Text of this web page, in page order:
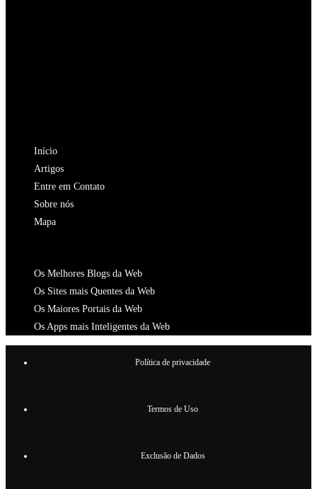
aba
nova
aba
Início
Artigos
Entre em Contato
Sobre nós
Mapa
Os Melhores Blogs da Web
Os Sites mais Quentes da Web
Os Maiores Portais da Web
Os Apps mais Inteligentes da Web
Política de privacidade
Termos de Uso
Exclusão de Dados